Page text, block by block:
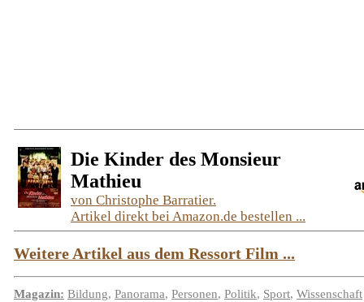
Die Kinder des Monsieur
Mathieu
von Christophe Barratier.
Artikel direkt bei Amazon.de bestellen ...
Weitere Artikel aus dem Ressort Film ...
Magazin: Bildung, Panorama, Personen, Politik, Sport, Wissenschaft